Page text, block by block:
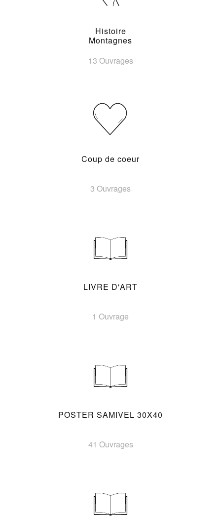
Histoire
Montagnes
13 Ouvrages
Coup de coeur
3 Ouvrages
LIVRE D'ART
1 Ouvrage
POSTER SAMIVEL 30X40
41 Ouvrages